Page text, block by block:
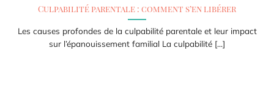
Culpabilité parentale : comment s’en libérer
Les causes profondes de la culpabilité parentale et leur impact
sur l’épanouissement familial La culpabilité [...]